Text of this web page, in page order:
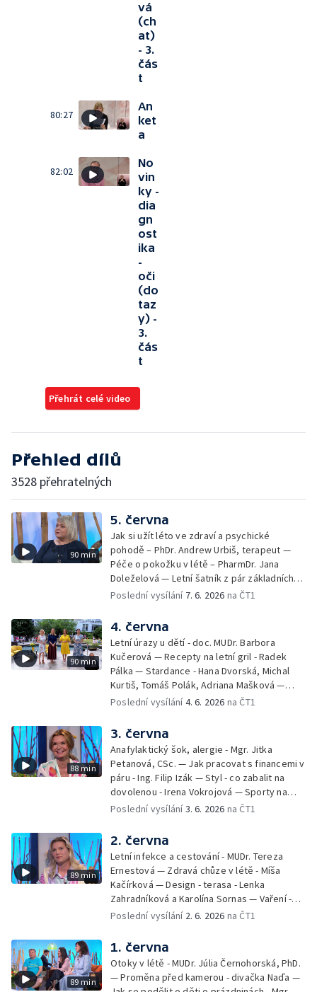
vá
(ch
at)
- 3.
čás
t
80:27
An
ket
a
82:02
No
vin
ky -
dia
gn
ost
ika
-
oči
(do
taz
y) -
3.
čás
t
Přehrát celé video
Přehled dílů
3528 přehratelných
90 min
5. června
Jak si užít léto ve zdraví a psychické
pohodě – PhDr. Andrew Urbiš, terapeut —
Péče o pokožku v létě – PharmDr. Jana
Doleželová — Letní šatník z pár základních
kousků – Luděk Šmehlík, stylista —
slavnosti – Jiří Krhut, hudebník — Vaření:
letní párty s přáteli – Pavla Pavelková —
Festival v ulicích – Petra Hradilová — Muzejní
noc
Poslední vysílání 7. 6. 2026 na ČT1
90 min
4. června
Letní úrazy u dětí - doc. MUDr. Barbora
Kučerová — Recepty na letní gril - Radek
Pálka — Stardance - Hana Dvorská, Michal
Kurtiš, Tomáš Polák, Adriana Mašková —
Debbie — Dětský čin roku — Zooterapie -
Jírová — Patrik Eliáš — Sladké recepty na
léto - Míša Sedláčková
Poslední vysílání4. 6. 2026 na ČT1
88 min
3. června
Anafylaktický šok, alergie - Mgr. Jitka
Petanová, CSc. — Jak pracovat s financemi v
páru - Ing. Filip Izák — Styl - co zabalit na
dovolenou - Irena Vokrojová — Sporty na
léto - paddleboard — Alžběta Jungrová —
Heřmánková, Zdeněk Žák, Josef Vrána
Poslední vysílání3. 6. 2026 na ČT1
89 min
2. června
Letní infekce a cestování - MUDr. Tereza
Ernestová — Zdravá chůze v létě - Míša
Kačírková — Design - terasa - Lenka
Zahradníková a Karolína Sornas — Vaření -
jahody - Simona Machurová — Letní sporty -
— Batohy do školy i na prázdniny - Mirka
Belhová — Pramen - Ivan Ostrochovský
Poslední vysílání 2. 6. 2026 na ČT1
89 min
1. června
Otoky v létě - MUDr. Júlia Černohorská, PhD.
— Proměna před kamerou - divačka Naďa —